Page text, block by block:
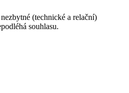
(technické a relační)
souhlasu.